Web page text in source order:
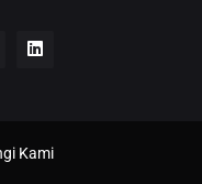
Kami